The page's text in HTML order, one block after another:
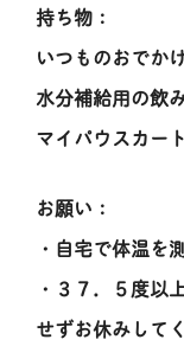
持ち物：
いつものおでか
水分補給用の飲
マイパウスカー
お願い：
・自宅で体温を
・３７．５度以
せずお休みして